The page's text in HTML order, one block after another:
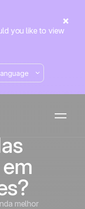
you like to view
melhor